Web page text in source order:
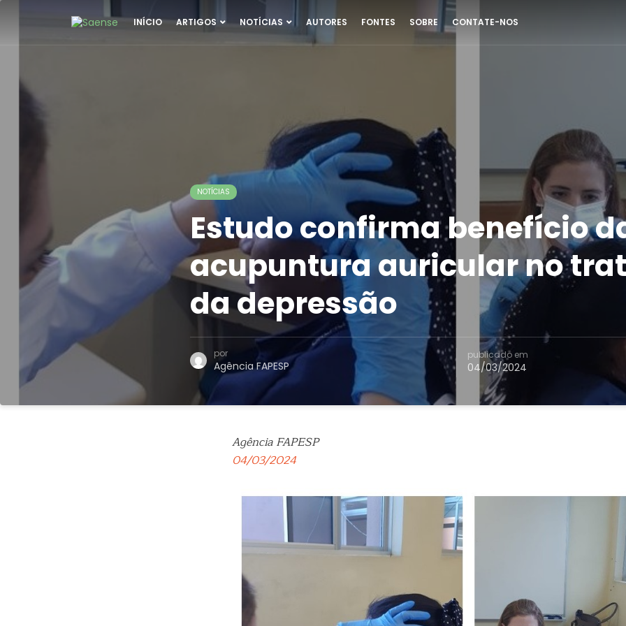
INÍCIO ARTIGOS NOTÍCIAS AUTORES FONTES SOBRE CONTATE-NOS
NOTÍCIAS
Estudo confirma benefício
acupuntura auricular no
da depressão
por
Agência FAPESP
publicado em
04/03/2024
Agência FAPESP
04/03/2024